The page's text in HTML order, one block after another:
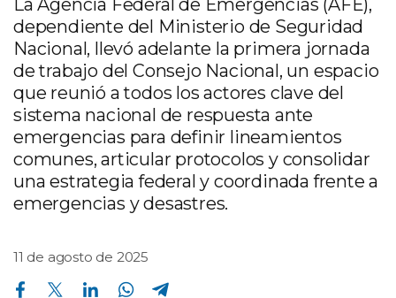
La Agencia Federal de Emergencias (AFE),
dependiente del Ministerio de Seguridad
Nacional, llevó adelante la primera jornada
de trabajo del Consejo Nacional, un espacio
que reunió a todos los actores clave del
sistema nacional de respuesta ante
emergencias para definir lineamientos
comunes, articular protocolos y consolidar
una estrategia federal y coordinada frente a
emergencias y desastres.
11 de agosto de 2025
Compartir en Facebook Compartir en Twitter Compartir en Linkedin Compartir en Whatsapp